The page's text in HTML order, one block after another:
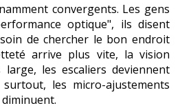
convergents. Les gens
optique", ils disent
de chercher le bon endroit
arrive plus vite, la vision
les escaliers deviennent
les micro-ajustements